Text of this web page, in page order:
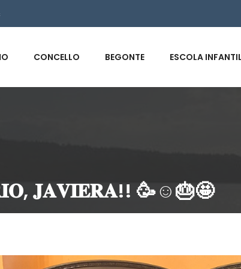
CONCELLO BEGONTE ESCOLA
𝐉𝐀𝐕𝐈𝐄𝐑𝐀!! 🥳☺️🎂🤩